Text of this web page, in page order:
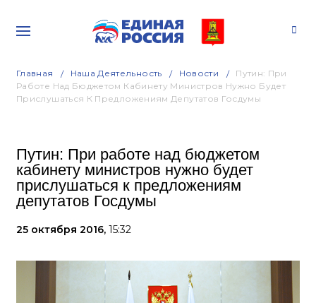
Главная Наша Деятельность Новости
Путин: При
Работе Над Бюджетом Кабинету Министров Нужно Будет
Прислушаться К Предложениям Депутатов Госдумы
Путин: При работе над бюджетом
кабинету министров нужно будет
прислушаться к предложениям
депутатов Госдумы
25 октября 2016, 15:32